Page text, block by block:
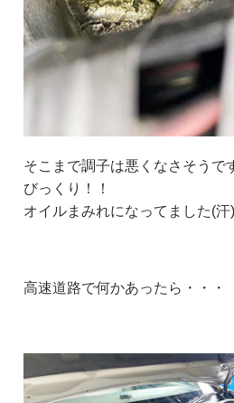
そこまで調子は悪くなさそうで
びっくり！！
オイルまみれになってました(汗)
高速道路で何かあったら・・・